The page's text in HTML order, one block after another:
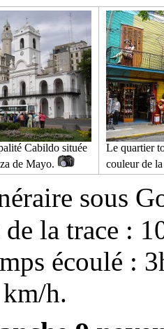
Cabildo située
de Mayo.
Le quartier
couleur de
sous
la trace :
écoulé :
h.